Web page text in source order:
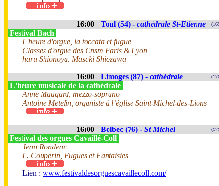
16:00 Toul (54) - cathédrale St-Etienne
Festival Bach
L'heure d'orgue, la toccata et fugue
Classes d'orgue des Cnsm Paris & Lyon
haru Shionoya, Masaki Shiozawa
16:00 Limoges (87) - cathédrale
L'heure musicale de la cathédrale
Anne Maugard, mezzo-soprano
Antoine Metelin, organiste à l’église Saint-Michel-des-Lions
16:00 Bolbec (76) - St-Michel
Festival des orgues Cavaillé-Coll
Jean Rondeau
L. Couperin, Fugues et Fantaisies
Lien : www.festivaldesorguescavaillecoll.com/